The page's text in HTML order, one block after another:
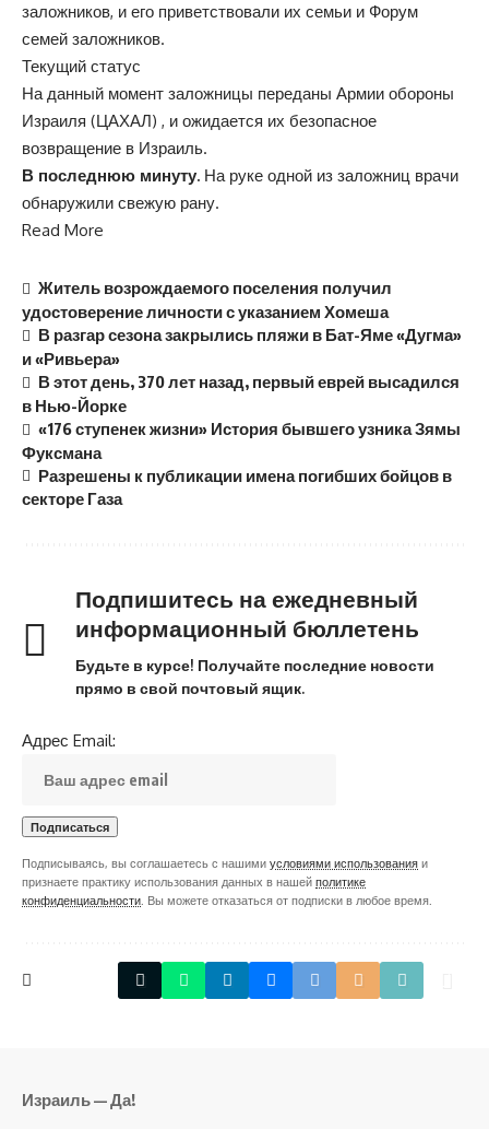
заложников, и его приветствовали их семьи и Форум
семей заложников.
Текущий статус
На данный момент заложницы переданы Армии обороны
Израиля (ЦАХАЛ) , и ожидается их безопасное
возвращение в Израиль.
В последнюю минуту. На руке одной из заложниц врачи
обнаружили свежую рану.
Read More
Житель возрождаемого поселения получил
удостоверение личности с указанием Хомеша
В разгар сезона закрылись пляжи в Бат-Яме «Дугма»
и «Ривьера»
В этот день, 370 лет назад, первый еврей высадился
в Нью-Йорке
«176 ступенек жизни» История бывшего узника Зямы
Фуксмана
Разрешены к публикации имена погибших бойцов в
секторе Газа
Подпишитесь на ежедневный
информационный бюллетень
Будьте в курсе! Получайте последние новости
прямо в свой почтовый ящик.
Адрес Email:
Подписываясь, вы соглашаетесь с нашими условиями использования и
признаете практику использования данных в нашей политике
конфиденциальности . Вы можете отказаться от подписки в любое время.
Израиль — Да!